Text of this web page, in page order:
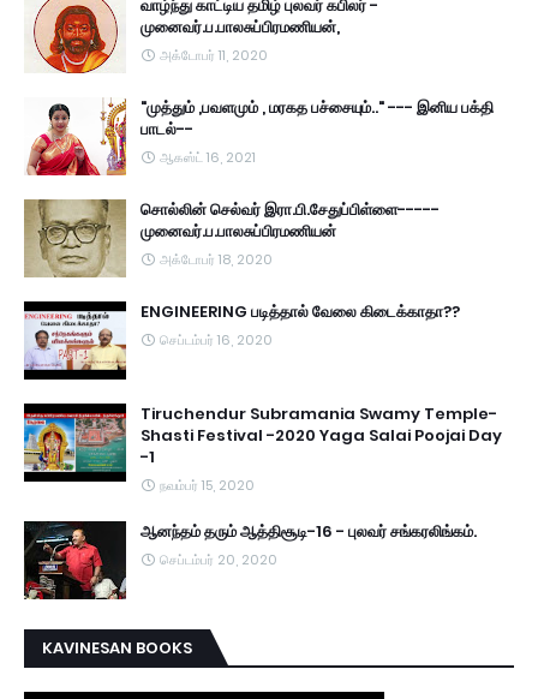
வாழ்ந்து காட்டிய தமிழ் புலவர் கபிலர் -
முனைவர்.ப.பாலசுப்பிரமணியன்,
அக்டோபர் 11, 2020
"முத்தும் ,பவளமும் , மரகத பச்சையும்.." --- இனிய பக்தி
பாடல்--
ஆகஸ்ட் 16, 2021
சொல்லின் செல்வர் இரா.பி.சேதுப்பிள்ளை-----
முனைவர்.ப.பாலசுப்பிரமணியன்
அக்டோபர் 18, 2020
ENGINEERING படித்தால் வேலை கிடைக்காதா??
செப்டம்பர் 16, 2020
Tiruchendur Subramania Swamy Temple-
Shasti Festival -2020 Yaga Salai Poojai Day
-1
நவம்பர் 15, 2020
ஆனந்தம் தரும் ஆத்திசூடி-16 - புலவர் சங்கரலிங்கம்.
செப்டம்பர் 20, 2020
KAVINESAN BOOKS